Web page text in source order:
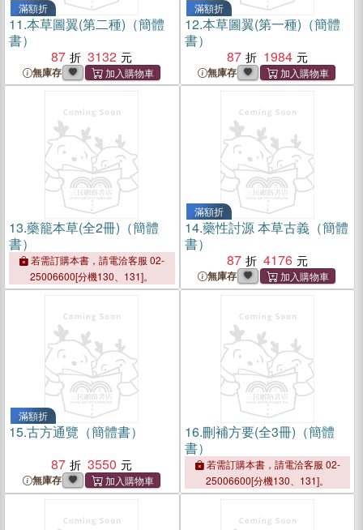
滿額折
11.本草圖翼(第二種)（簡體
書）
87
3132
無庫存
滿額折
12.本草圖翼(第一種)（簡體
書）
87
1984
無庫存
13.藥籠本草(全2冊)（簡體
書）
若需訂購本書，請電洽客服 02-
25006600[分機130、131]。
滿額折
14.藥性討源 本草古義（簡體
書）
87
4176
無庫存
滿額折
15.古方通覽（簡體書）
87
3550
無庫存
16.刪補方要(全3冊)（簡體
書）
若需訂購本書，請電洽客服 02-
25006600[分機130、131]。